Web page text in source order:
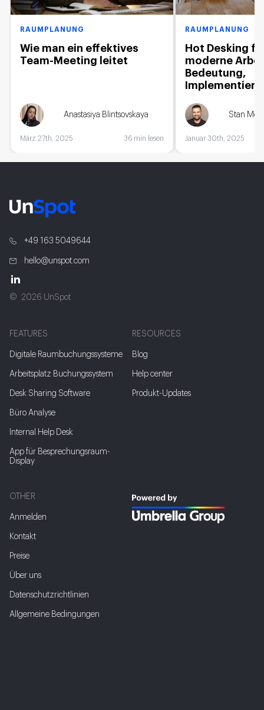
RAUMPLANUNG
Wie man ein effektives
Team-Meeting leitet
Anastasiya Blintsovskaya
März 27th, 2025 36 min lesen
RAUMPLANUNG
Hot Desking
moderne
Bedeutung,
Stan
Januar 30th, 2025
+49 163 5049644
hello@unspot.com
2026 UnSpot
FEATURES
Digitale Raumbuchungssysteme
Arbeitsplatz Buchungssystem
Desk Sharing Software
Büro Analyse
Internal Help Desk
App für Besprechungsraum-
Display
RESOURCES
Blog
Help center
Produkt-Updates
OTHER
Anmelden
Kontakt
Preise
Über uns
Datenschutzrichtlinien
Allgemeine Bedingungen